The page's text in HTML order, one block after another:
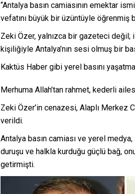
“Antalya basın camiasının emektar
vefatını büyük bir üzüntüyle öğrenmiş
Zeki Özer, yalnızca bir gazeteci değil;
kişiliğiyle Antalya’nın sesi olmuş bir
Kaktüs Haber gibi yerel basını
Merhuma Allah’tan rahmet, kederli
Zeki Özer’in cenazesi, Alaplı Merkez
verildi.
Antalya basın camiası ve yerel
duruşu ve halkla kurduğu güçlü bağ,
getirmişti.